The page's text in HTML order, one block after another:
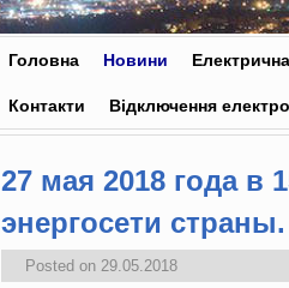
Головна Новини
Контакти Відключення
27 мая 2018 года в
энергосети страны.
Posted on 29.05.2018